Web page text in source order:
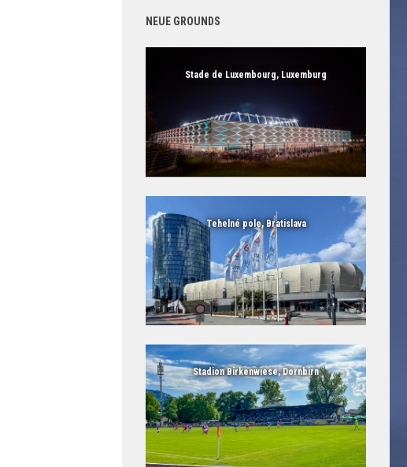
NEUE GROUNDS
Stade de Luxembourg, Luxemburg
Tehelné pole, Bratislava
Stadion Birkenwiese, Dornbirn